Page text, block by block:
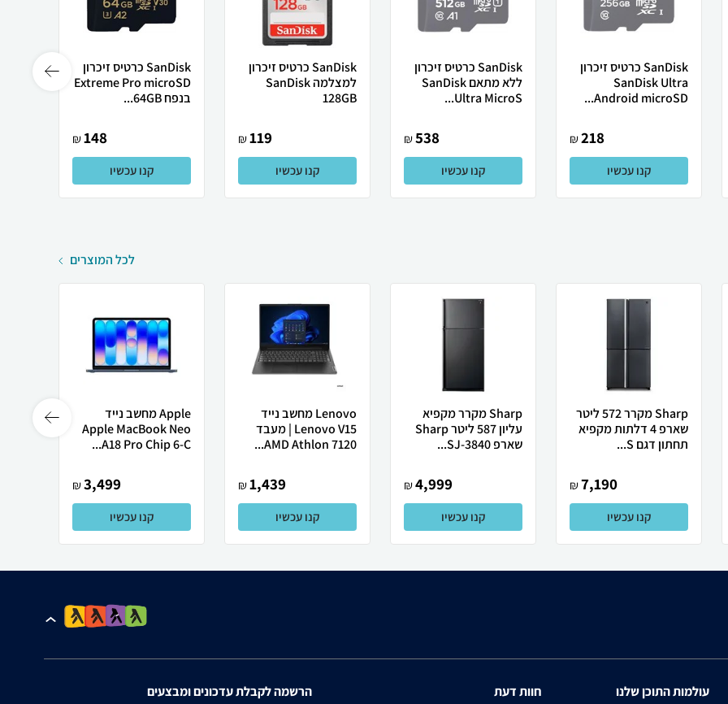
SanDisk כרטיס זיכרון
SanDisk Ultra
Android microSD...
218
₪
קנו עכשיו
SanDisk כרטיס זיכרון
ללא מתאם SanDisk
Ultra MicroS...
538
₪
קנו עכשיו
SanDisk כרטיס זיכרון
למצלמה SanDisk
128GB
119
₪
קנו עכשיו
SanDisk כרטיס זיכרון
Extreme Pro microSD
בנפח 64GB...
148
₪
קנו עכשיו
לכל המוצרים
Sharp מקרר 572 ליטר
שארפ 4 דלתות מקפיא
תחתון דגם S...
7,190
₪
קנו עכשיו
Sharp מקרר מקפיא
עליון 587 ליטר Sharp
שארפ SJ-3840...
4,999
₪
קנו עכשיו
Lenovo מחשב נייד
Lenovo V15 | מעבד
AMD Athlon 7120...
1,439
₪
קנו עכשיו
Apple מחשב נייד
Apple MacBook Neo
A18 Pro Chip 6-C...
3,499
₪
קנו עכשיו
עולמות התוכן שלנו
חוות דעת
הרשמה לקבלת עדכונים ומבצעים